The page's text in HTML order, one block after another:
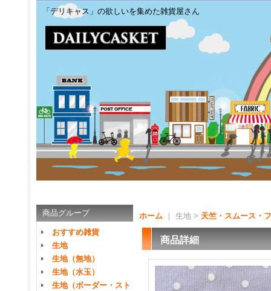
「デリキャス」の欲しいを集めた雑貨屋さん
商品グループ
おすすめ雑貨
生地
生地（無地）
生地（水玉）
生地（ボーダー・スト
ホーム ｜ 生地 > 天竺・スムース・
商品詳細